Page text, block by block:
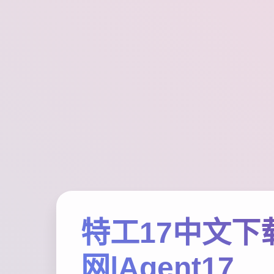
特工17中文下
网|Agent17